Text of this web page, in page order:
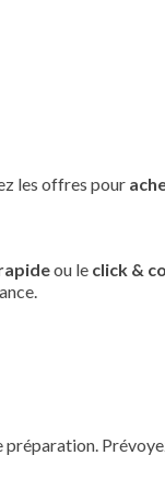
les offres pour
ou le click &
préparation.